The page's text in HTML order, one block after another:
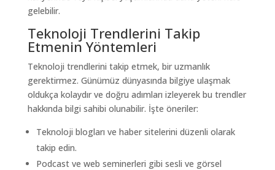
gelebilir.
Teknoloji Trendlerini Takip
Etmenin Yöntemleri
Teknoloji trendlerini takip etmek, bir uzmanlık
gerektirmez. Günümüz dünyasında bilgiye ulaşmak
oldukça kolaydır ve doğru adımları izleyerek bu trendler
hakkında bilgi sahibi olunabilir. İşte öneriler:
Teknoloji blogları ve haber sitelerini düzenli olarak
takip edin.
Podcast ve web seminerleri gibi sesli ve görsel